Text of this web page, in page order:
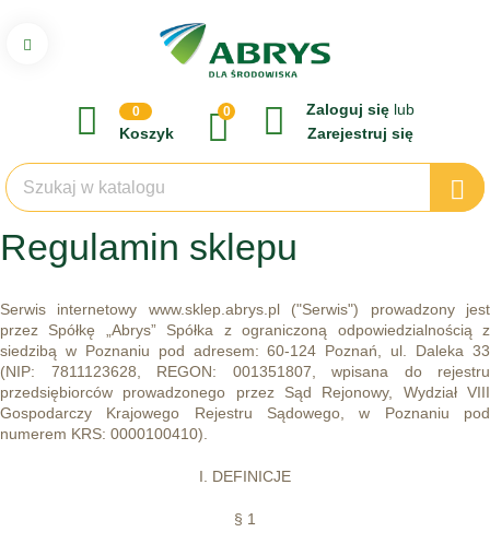
0
Koszyk
0 Zaloguj się lub
Zarejestruj się
Regulamin sklepu
Serwis internetowy www.sklep.abrys.pl ("Serwis") prowadzony jest
przez Spółkę „Abrys” Spółka z ograniczoną odpowiedzialnością z
siedzibą w Poznaniu pod adresem: 60-124 Poznań, ul. Daleka 33
(NIP: 7811123628, REGON: 001351807, wpisana do rejestru
przedsiębiorców prowadzonego przez Sąd Rejonowy, Wydział VIII
Gospodarczy Krajowego Rejestru Sądowego, w Poznaniu pod
numerem KRS: 0000100410).
I. DEFINICJE
§ 1